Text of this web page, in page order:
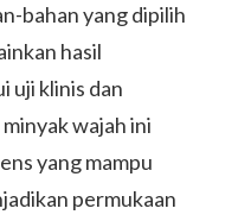
bahan yang dipilih
hasil
uji klinis dan
wajah ini
yang mampu
permukaan